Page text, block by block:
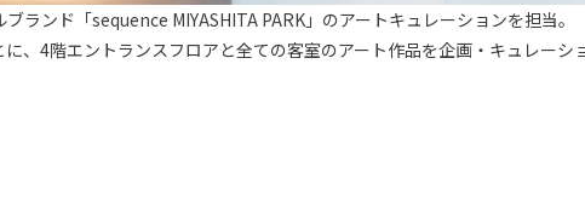
ランド「sequence MIYASHITA PARK」のアートキュレーションを担当。
、4階エントランスフロアと全ての客室のアート作品を企画・キュレーシ